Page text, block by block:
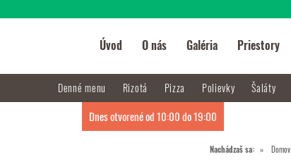
Nachádzaš sa: Domov
Úvod O nás Galéria Priestory
Denné menu Rizotá Pizza Polievky Šaláty
Dnes otvorené od 10:00 do 19:00